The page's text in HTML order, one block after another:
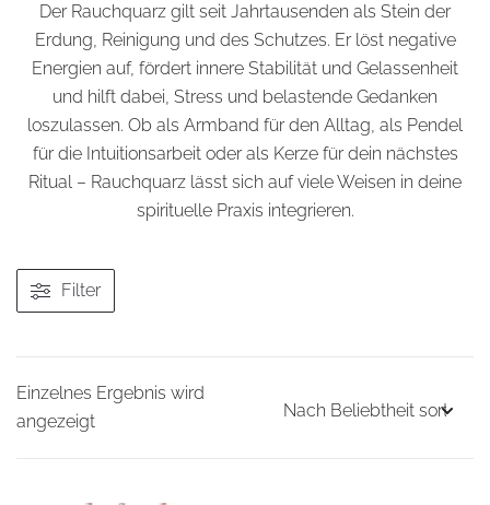
Der Rauchquarz gilt seit Jahrtausenden als Stein der
Erdung, Reinigung und des Schutzes. Er löst negative
Energien auf, fördert innere Stabilität und Gelassenheit
und hilft dabei, Stress und belastende Gedanken
loszulassen. Ob als Armband für den Alltag, als Pendel
für die Intuitionsarbeit oder als Kerzefür dein nächstes
Ritual – Rauchquarz lässt sich auf viele Weisen in deine
spirituelle Praxis integrieren.
Einzelnes Ergebnis wird
angezeigt
Filter